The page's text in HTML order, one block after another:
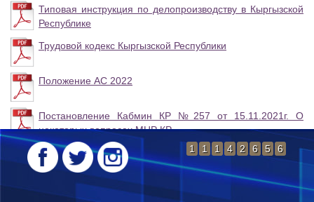
Типовая инструкция по делопроизводству в Кыргызской
Республике
Трудовой кодекс Кыргызской Республики
Положение АС 2022
Постановление Кабмин КР №257 от 15.11.2021г. О
некоторых вопросах МЦР КР
Положение о МЦР КР (Постановление Кабмин КР №257
от 15.11.2021г. О некоторых вопросах МЦР КР)
1 1 1 4 2 6 5 6